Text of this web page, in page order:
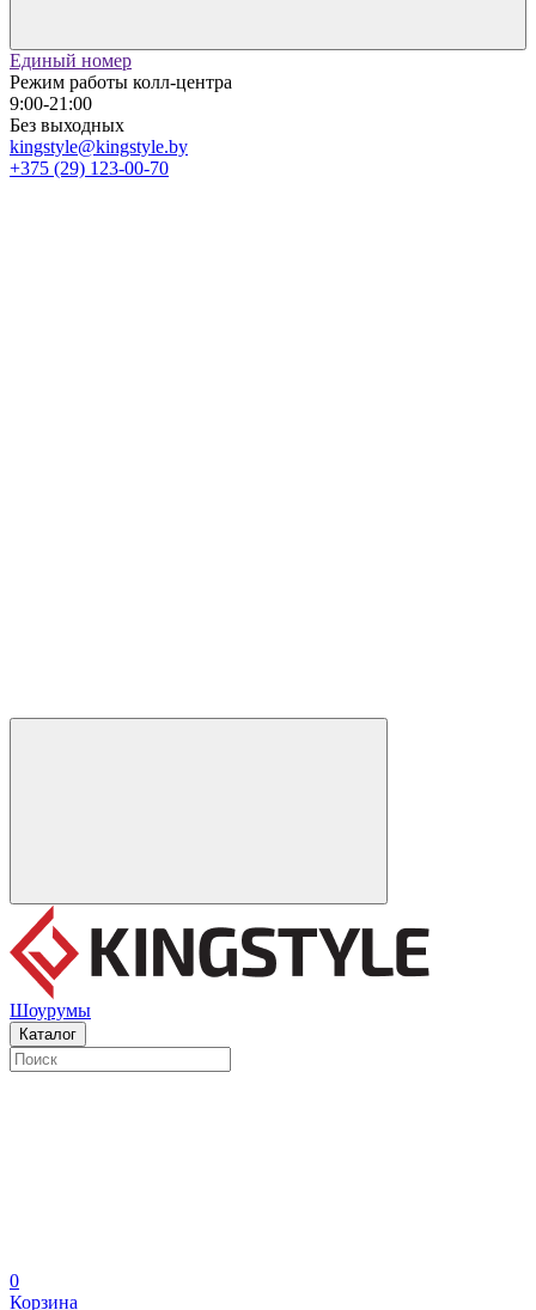
Единый номер
Режим работы колл-центра
9:00-21:00
Без выходных
kingstyle@kingstyle.by
+375 (29) 123-00-70
Шоурумы
Каталог
0
Корзина